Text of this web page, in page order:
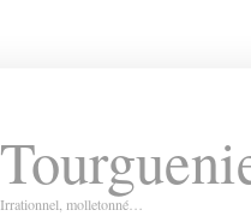
Irrationnel, molletonné…